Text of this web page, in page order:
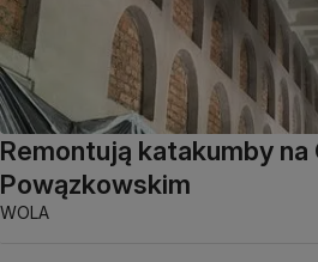
Remontują katakumby na
Powązkowskim
WOLA